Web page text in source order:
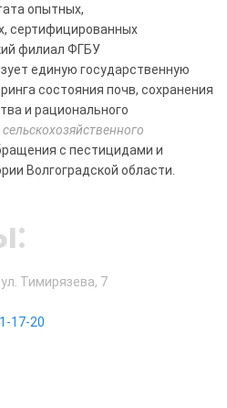
опытных,
сертифицированных
филиал ФГБУ
единую государственную
состояния почв, сохранения
и рационального
с пестицидами и
Волгоградской области.
Тимирязева, 7
17-20